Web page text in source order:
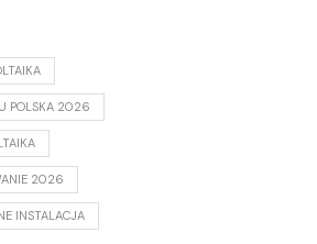
POLSKA 2026
2026
INSTALACJA